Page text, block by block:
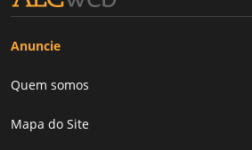
Anuncie
Quem somos
Mapa do Site